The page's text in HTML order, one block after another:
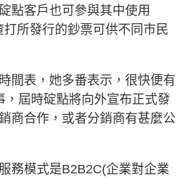
點客戶也可參與其中使用
打所發行的鈔票可供不同市民
間表，她多番表示，很快便有
，屆時碇點將向外宣布正式發
商合作，或者分銷商有甚麼公
務模式是B2B2C(企業對企業